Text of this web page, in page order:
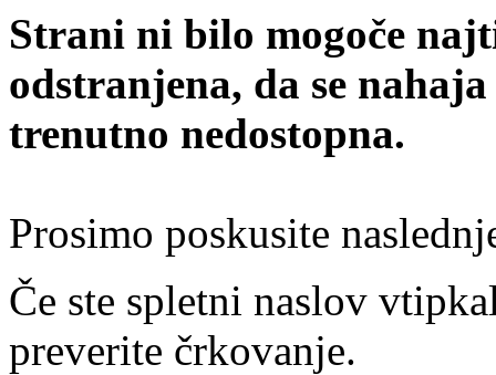
Strani ni bilo mogoče
odstranjena, da se
trenutno nedostopna.
Prosimo poskusite
Če ste spletni naslov
preverite črkovanje.